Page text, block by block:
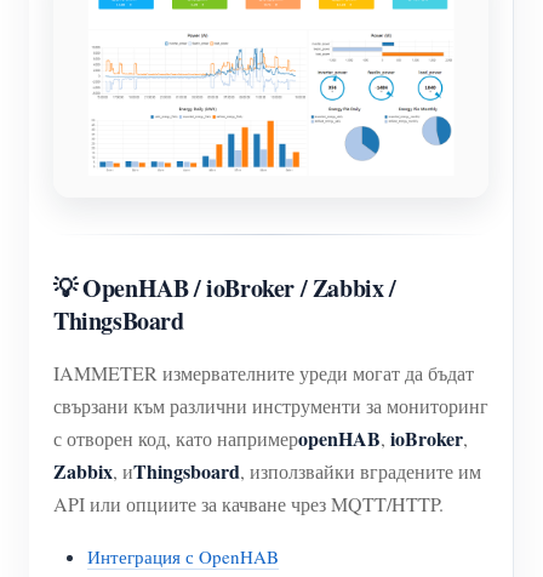
💡 OpenHAB / ioBroker / Zabbix /
ThingsBoard
IAMMETER измервателните уреди могат да бъдат
свързани към различни инструменти за мониторинг
с отворен код, като напримерopenHAB, ioBroker,
Zabbix, иThingsboard, използвайки вградените им
API или опциите за качване чрез MQTT/HTTP.
Интеграция с OpenHAB